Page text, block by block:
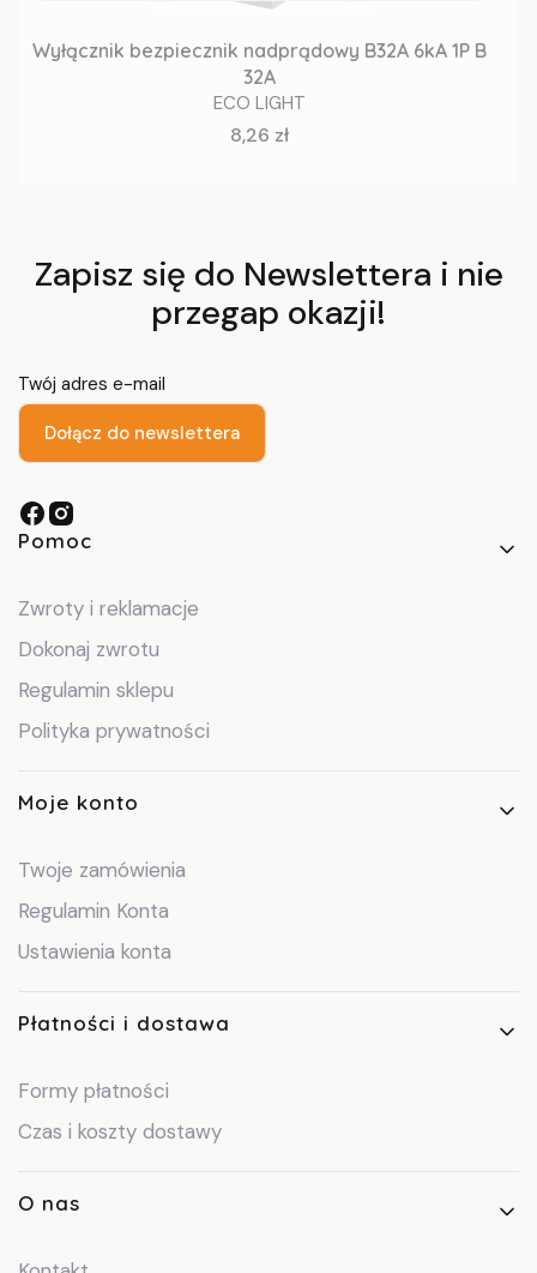
Wyłącznik bezpiecznik nadprądowy B32A 6kA 1P B
32A
ECO LIGHT
Cena
8,26 zł
Zapisz się do Newslettera i nie
przegap okazji!
Twój adres e-mail
Dołącz do newslettera
Linki w stopce
Pomoc
Zwroty i reklamacje
Dokonaj zwrotu
Regulamin sklepu
Polityka prywatności
Moje konto
Twoje zamówienia
Regulamin Konta
Ustawienia konta
Płatności i dostawa
Formy płatności
Czas i koszty dostawy
O nas